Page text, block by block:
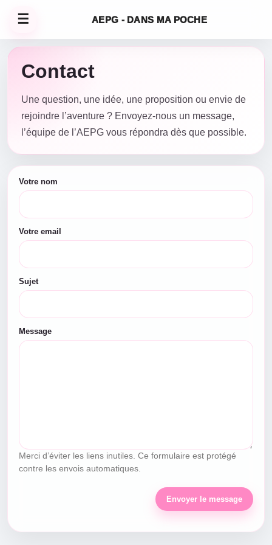
☰ AEPG - DANS MA POCHE
Contact
Une question, une idée, une proposition ou envie de
rejoindre l’aventure ? Envoyez-nous un message,
l’équipe de l’AEPG vous répondra dès que possible.
Votre nom
Votre email
Sujet
Message
Merci d’éviter les liens inutiles. Ce formulaire est protégé
contre les envois automatiques.
Envoyer le message